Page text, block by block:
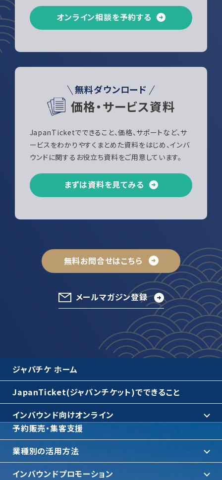
オンライン相談を予約する
無料ダウンロード
価格・サービス資料
JapanTicketでできること、価格、サポートなど、サ
ービスをわかりやすくまとめた資料をはじめ、インバ
ウンドに関するお役立ち資料をご用意しています。
まずは資料を見てみる
無料お問合せはこちら
メールマガジン登録
ジャパチケ ホーム
JapanTicket(ジャパンチケット)でできること
インバウンド向けオンライン
予約販売・集客支援
業種別の活用方法
インバウンドプロモーション